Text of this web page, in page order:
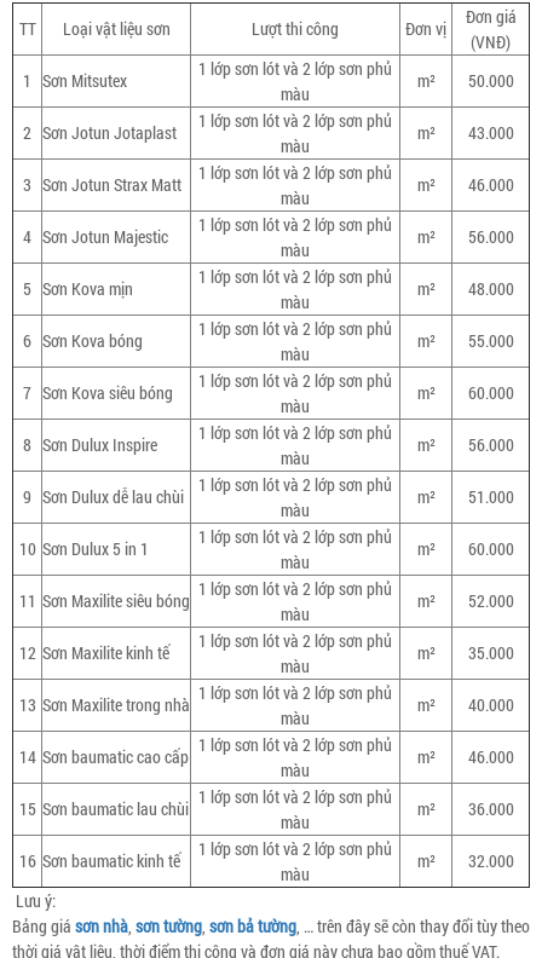
TT Loại vật liệu sơn Lượt thi công Đơn vị
Đơn giá
(VNĐ)
1 Sơn Mitsutex
1 lớp sơn lót và 2 lớp sơn phủ
màu
m² 50.000
2 Sơn Jotun Jotaplast
1 lớp sơn lót và 2 lớp sơn phủ
màu
m² 43.000
3 Sơn Jotun Strax Matt
1 lớp sơn lót và 2 lớp sơn phủ
màu
m² 46.000
4 Sơn Jotun Majestic
1 lớp sơn lót và 2 lớp sơn phủ
màu
m² 56.000
5 Sơn Kova mịn
1 lớp sơn lót và 2 lớp sơn phủ
màu
m² 48.000
6 Sơn Kova bóng
1 lớp sơn lót và 2 lớp sơn phủ
màu
m² 55.000
7 Sơn Kova siêu bóng
1 lớp sơn lót và 2 lớp sơn phủ
màu
m² 60.000
8 Sơn Dulux Inspire
1 lớp sơn lót và 2 lớp sơn phủ
màu
m² 56.000
9 Sơn Dulux dễ lau chùi
1 lớp sơn lót và 2 lớp sơn phủ
màu
m² 51.000
10 Sơn Dulux 5 in 1
1 lớp sơn lót và 2 lớp sơn phủ
màu
m² 60.000
11 Sơn Maxilite siêu bóng
1 lớp sơn lót và 2 lớp sơn phủ
màu
m² 52.000
12 Sơn Maxilite kinh tế
1 lớp sơn lót và 2 lớp sơn phủ
màu
m² 35.000
13 Sơn Maxilite trong nhà
1 lớp sơn lót và 2 lớp sơn phủ
màu
m² 40.000
14 Sơn baumatic cao cấp
1 lớp sơn lót và 2 lớp sơn phủ
màu
m² 46.000
15 Sơn baumatic lau chùi
1 lớp sơn lót và 2 lớp sơn phủ
màu
m² 36.000
16 Sơn baumatic kinh tế
1 lớp sơn lót và 2 lớp sơn phủ
màu
m²
32.000
Lưu ý:
Bảng giá sơn nhà, sơn tường, sơn bả tường, … trên đây sẽ còn thay đổi tùy theo
thời giá vật liệu, thời điểm thi công và đơn giá này chưa bao gồm thuế VAT.